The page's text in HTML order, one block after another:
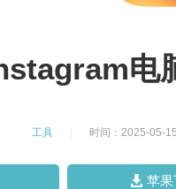
电
工具 时间：2025-05-15
苹果